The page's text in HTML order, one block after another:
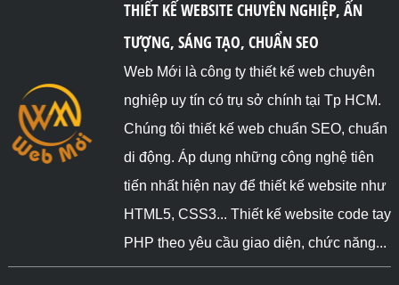
THIẾT KẾ WEBSITE CHUYÊN NGHIỆP, ẤN
TƯỢNG, SÁNG TẠO, CHUẨN SEO
Web Mới là công ty thiết kế web chuyên
nghiệp uy tín có trụ sở chính tại Tp HCM.
Chúng tôi thiết kế web chuẩn SEO, chuẩn
di động. Áp dụng những công nghệ tiên
tiến nhất hiện nay để thiết kế website như
HTML5, CSS3... Thiết kế website code tay
PHP theo yêu cầu giao diện, chức năng...